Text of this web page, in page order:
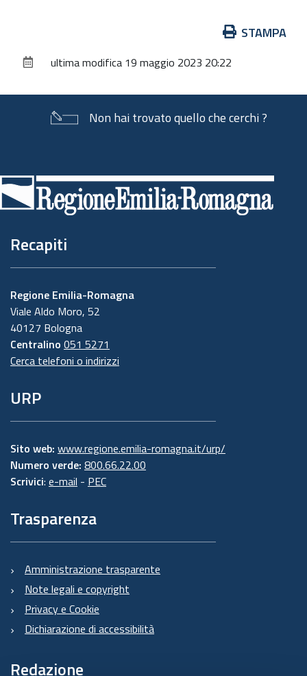
documento
STAMPA
ultima modifica 19 maggio 2023 20:22
Non hai trovato quello che cerchi ?
di
pagina
Recapiti
Regione Emilia-Romagna
Viale Aldo Moro, 52
40127 Bologna
Centralino 051 5271
Cerca telefoni o indirizzi
URP
Sito web: www.regione.emilia-romagna.it/urp/
Numero verde: 800.66.22.00
Scrivici: e-mail - PEC
Trasparenza
Amministrazione trasparente
Note legali e copyright
Privacy e Cookie
Dichiarazione di accessibilità
Redazione